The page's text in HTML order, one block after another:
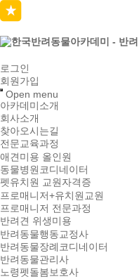
로그인
회원가입
Open menu
아카데미소개
회사소개
찾아오시는길
전문교육과정
애견미용 올인원
동물병원코디네이터
펫유치원 교원자격증
프로매니저+유치원교원
프로매니저 전문과정
반려견 위생미용
반려동물행동교정사
반려동물장례코디네이터
반려동물관리사
노령펫돌봄보호사